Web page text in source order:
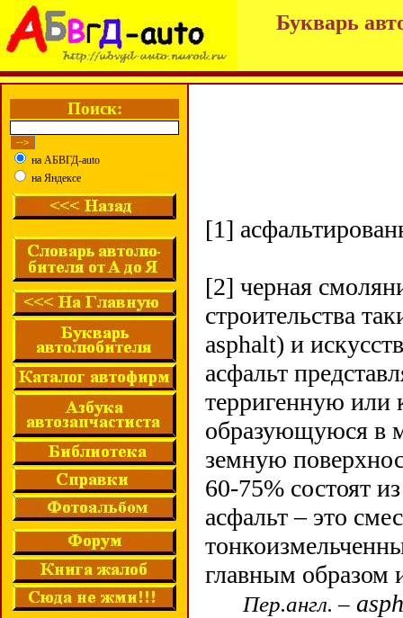
Букварь
Поиск:
на АБВГД-auto
на Яндексе
[1]
[2] черная
строительства
asphalt) и
асфальт
терригенную или
образующуюся в
земную
60-75% состоят
асфальт – это
главным образом
Пер.англ. –